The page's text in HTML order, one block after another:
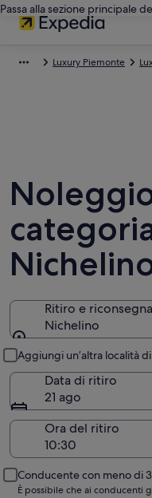
Passa alla sezione principale
Luxury Piemonte
Ritiro e riconsegna
Nichelino
Aggiungi un’altra località
Data di ritiro
21 ago
Ora del ritiro
Conducente con meno di
È possibile che ai conducenti